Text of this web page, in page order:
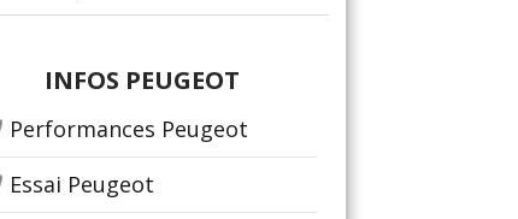
INFOS PEUGEOT
Performances Peugeot
Essai Peugeot